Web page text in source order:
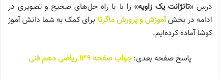
درس «تانژانت یک زاویه» را با با راه حل‌های صحیح و تصویری در
ادامه در بخشآموزش و پرورش ماگرتا برای کمک به شما دانش آموز
کوشا آماده کرده‌ایم.
پاسخ صفحه بعدی:جواب صفحه ۱۳۹ ریاضی دهم فنی